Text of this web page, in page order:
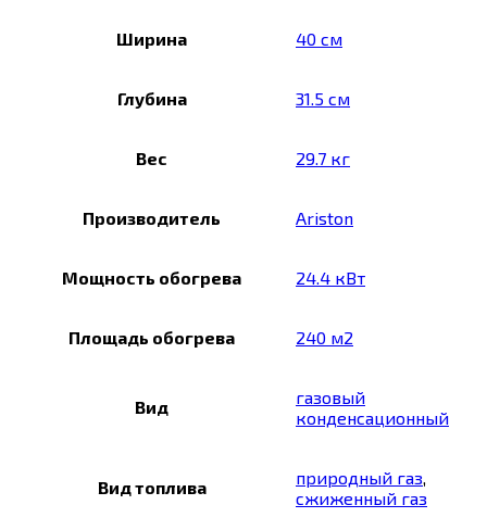
Ширина 40 см
Глубина 31.5 см
Вес 29.7 кг
Производитель Ariston
Мощность обогрева 24.4 кВт
Площадь обогрева 240 м2
Вид
газовый
конденсационный
Вид топлива природный газ,
сжиженный газ